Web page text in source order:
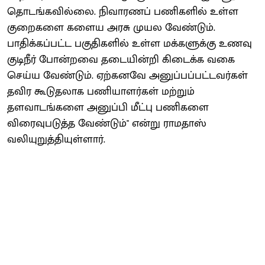
தொடங்கவில்லை. நிவாரணப் பணிகளில் உள்ள
குறைகளை களைய அரசு முயல வேண்டும்.
பாதிக்கப்பட்ட பகுதிகளில் உள்ள மக்களுக்கு உணவு
குடிநீர் போன்றவை தடையின்றி கிடைக்க வகை
செய்ய வேண்டும். ஏற்கனவே அனுப்பப்பட்டவர்கள்
தவிர கூடுதலாக பணியாளர்கள் மற்றும்
தளவாடங்களை அனுப்பி மீட்பு பணிகளை
விரைவுபடுத்த வேண்டும்'' என்று ராமதாஸ்
வலியுறுத்தியுள்ளார்.